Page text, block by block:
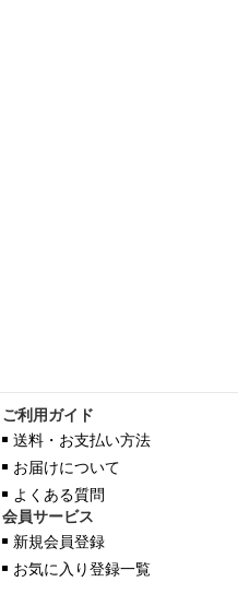
ご利用ガイド
送料・お支払い方法
お届けについて
よくある質問
会員サービス
新規会員登録
お気に入り登録一覧